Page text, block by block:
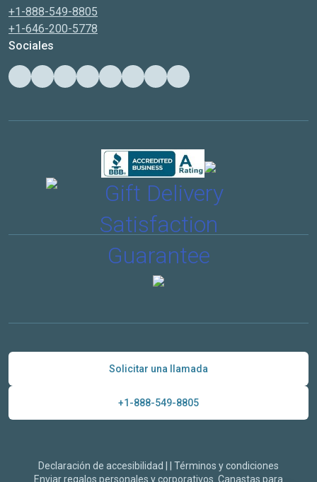
+1-888-549-8805
+1-646-200-5778
Sociales
Solicitar una llamada
+1-888-549-8805
Declaración de accesibilidad
Términos y condiciones
Enviar regalos personales y corporativos. Canastas para